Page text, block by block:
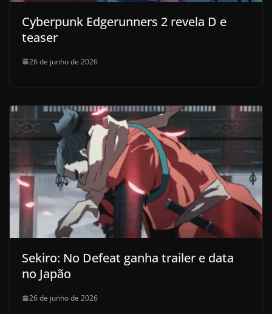
Cyberpunk Edgerunners 2 revela D e
teaser
26 de junho de 2026
Sekiro: No Defeat ganha trailer e data
no Japão
26 de junho de 2026